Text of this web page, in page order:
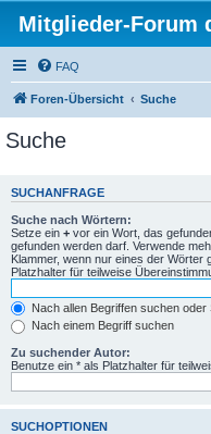
Mitglieder-Forum
FAQ
Foren-Übersicht Suche
Suche
SUCHANFRAGE
Suche nach Wörtern:
Setze ein + vor ein Wort, das
gefunden werden darf. Verwende
Klammer, wenn nur eines der Wörter
Platzhalter für teilweise
Nach allen Begriffen suchen
Nach einem Begriff suchen
Zu suchender Autor:
Benutze ein * als Platzhalter für
SUCHOPTIONEN